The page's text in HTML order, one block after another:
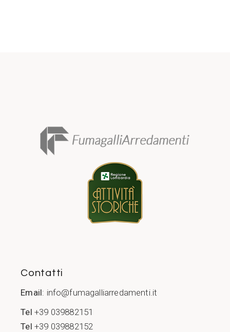
Contatti
Email: info@fumagalliarredamenti.it
Tel +39 039882151
Tel +39 039882152